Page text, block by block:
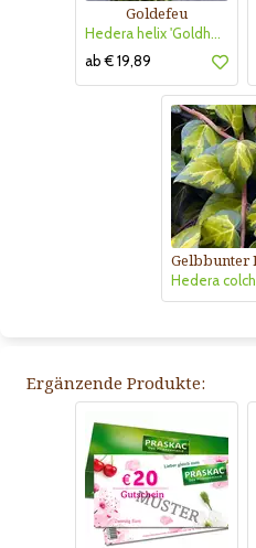
Goldefeu
Hedera helix 'Goldherz'
ab € 19,89
Ergänzende Produkte: